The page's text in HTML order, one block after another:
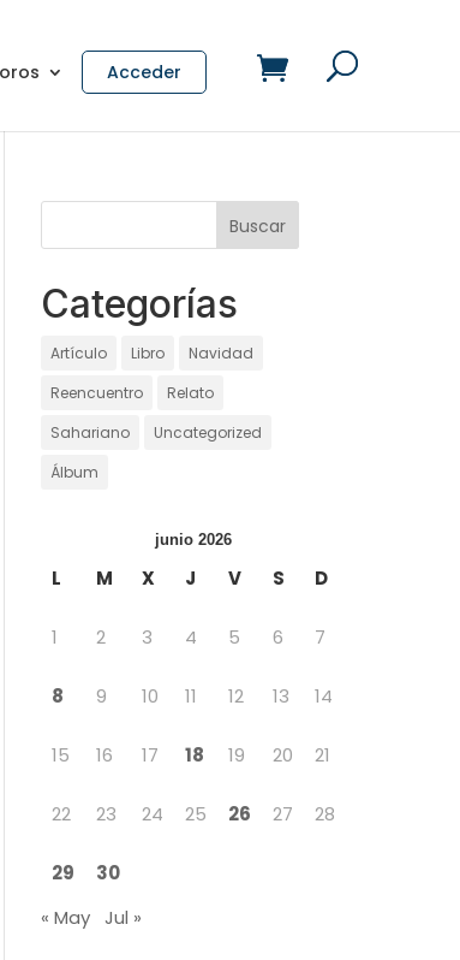
Acceder
Categorías
Artículo Libro
Navidad
Reencuentro
Relato
Sahariano
Uncategorized
Álbum
junio 2026
L M X J V S D
1 2 3 4 5 6 7
8 9 10 11 12 13 14
15 16 17 18 19 20 21
22 23 24 25 26 27 28
29
30
« May Jul »